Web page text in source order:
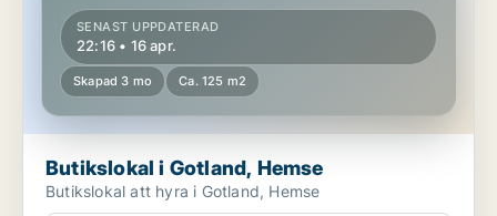
SENAST UPPDATERAD
22:16 • 16 apr.
Skapad 3 mo Ca. 125 m2
Butikslokal i Gotland, Hemse
Butikslokal att hyra i Gotland, Hemse